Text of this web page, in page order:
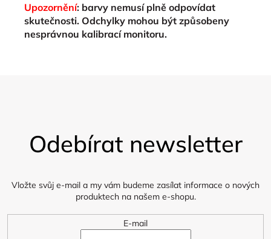
Upozornění: barvy nemusí plně odpovídat
skutečnosti. Odchylky mohou být způsobeny
nesprávnou kalibrací monitoru.
Odebírat newsletter
Vložte svůj e-mail a my vám budeme zasílat informace o nových
produktech na našem e-shopu.
E-mail